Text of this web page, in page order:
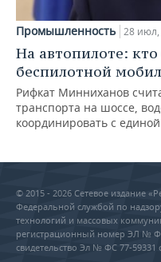
Промышленность 28 июл,
На автопилоте: кто
беспилотной
Рифкат Минниханов
транспорта на шоссе,
координировать с
© 2015 - 2026 Сетевое издание
Федеральной службой по
технологий и массовых
регистрационный номер ЭЛ №
свидетельство Эл № ФС 77-59331